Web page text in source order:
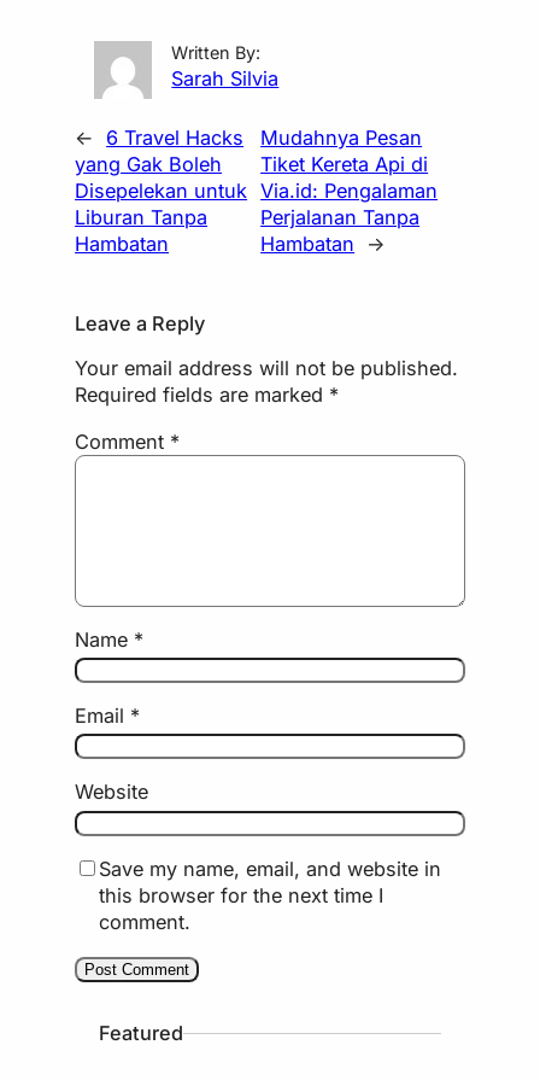
Written By:
Sarah Silvia
←
6 Travel Hacks
yang Gak Boleh
Disepelekan untuk
Liburan Tanpa
Hambatan
Mudahnya Pesan
Tiket Kereta Api di
Via.id: Pengalaman
Perjalanan Tanpa
Hambatan
→
Leave a Reply
Your email address will not be published.
Required fields are marked *
Comment *
Name *
Email *
Website
Save my name, email, and website in
this browser for the next time I
comment.
Featured